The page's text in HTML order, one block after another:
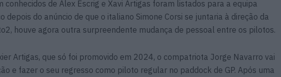
conhecidos de Alex Escrig e Xavi Artigas foram listados para a equipa
depois do anúncio de que o italiano Simone Corsi se juntaria à direção da
houve agora outra surpreendente mudança de pessoal entre os pilotos.
Artigas, que só foi promovido em 2024, o compatriota Jorge Navarro vai
e fazer o seu regresso como piloto regular no paddock de GP. Após uma